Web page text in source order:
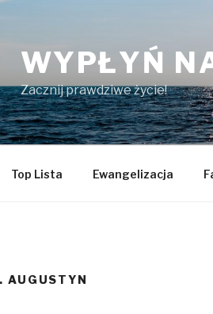
WYPŁYŃ
Zacznij prawdziwe życie!
Top Lista Ewangelizacja
AUGUSTYN